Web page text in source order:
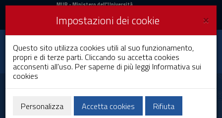
Vai
al
MIUR
Accedi
MUR- Ministero dell'Università
Accedi UniCA News
Toggle
navigation
Università degli
Studi di Cagliari
Francesco Delogu
×
Impostazioni dei cookie
Questo sito utilizza cookies utili al suo funzionamento,
propri e di terze parti. Cliccando su accetta cookies
acconsenti all'uso. Per saperne di più leggi Informativa sui
cookies
Personalizza Accetta cookies Rifiuta